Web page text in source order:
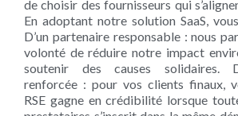
de choisir des fournisseurs qui
En adoptant notre solution SaaS,
D’un partenaire responsable : nous
volonté de réduire notre impact
soutenir des causes solidaires.
renforcée : pour vos clients finaux,
RSE gagne en crédibilité lorsque